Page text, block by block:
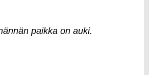
paikka on auki.